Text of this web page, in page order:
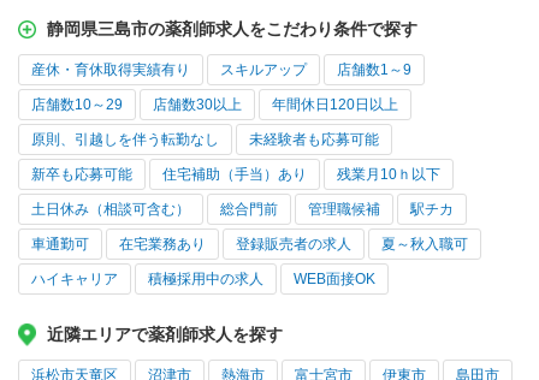
静岡県三島市の薬剤師求人をこだわり条件で探す
産休・育休取得実績有り スキルアップ 店舗数1～9
店舗数10～29 店舗数30以上 年間休日120日以上
原則、引越しを伴う転勤なし 未経験者も応募可能
新卒も応募可能 住宅補助（手当）あり 残業月10ｈ以下
土日休み（相談可含む） 総合門前 管理職候補 駅チカ
車通勤可 在宅業務あり 登録販売者の求人 夏～秋入職可
ハイキャリア 積極採用中の求人 WEB面接OK
近隣エリアで薬剤師求人を探す
浜松市天竜区 沼津市 熱海市 富士宮市 伊東市 島田市